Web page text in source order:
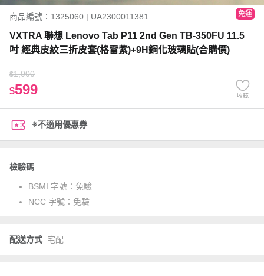
商品編號：1325060 | UA2300011381 免運
VXTRA 聯想 Lenovo Tab P11 2nd Gen TB-350FU 11.5
吋 經典皮紋三折皮套(格雷紫)+9H鋼化玻璃貼(合購價)
$1,000
$599 收藏
※不適用優惠券
檢驗碼
BSMI 字號： 免驗
NCC 字號： 免驗
配送方式 宅配